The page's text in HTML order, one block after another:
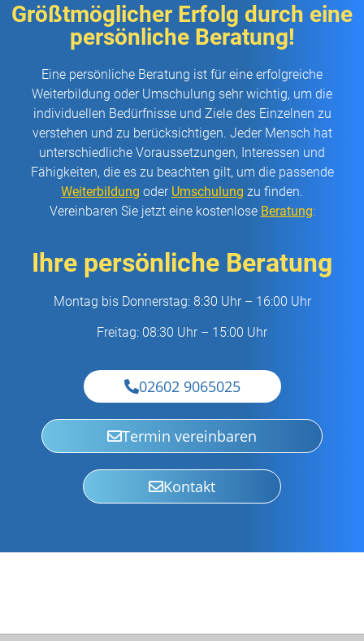
Größtmöglicher Erfolg durch eine
persönliche Beratung!
Eine persönliche Beratung ist für eine erfolgreiche
Weiterbildung oder Umschulung sehr wichtig, um die
individuellen Bedürfnisse und Ziele des Einzelnen zu
verstehen und zu berücksichtigen. Jeder Mensch hat
unterschiedliche Voraussetzungen, Interessen und
Fähigkeiten, die es zu beachten gilt, um die passende
Weiterbildung oder Umschulung zu finden.
Vereinbaren Sie jetzt eine kostenlose Beratung:
Ihre persönliche Beratung
Montag bis Donnerstag: 8:30 Uhr – 16:00 Uhr
Freitag: 08:30 Uhr – 15:00 Uhr
02602 9065025
Termin vereinbaren
Kontakt